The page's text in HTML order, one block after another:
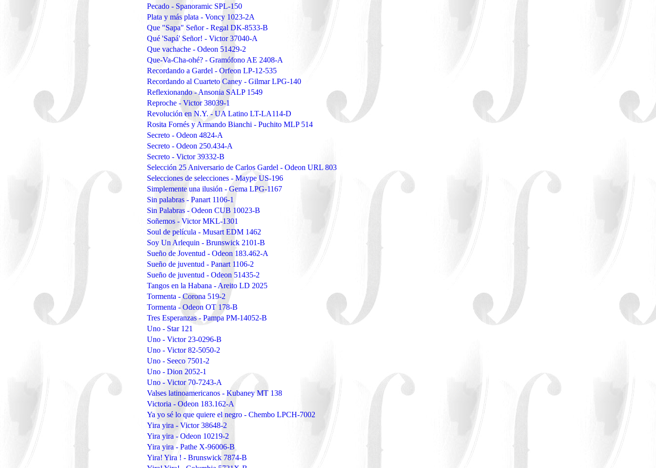
Pecado - Spanoramic SPL-150
Plata y más plata - Voncy 1023-2A
Que "Sapa" Señor - Regal DK-8533-B
Qué 'Sapá' Señor! - Victor 37040-A
Que vachache - Odeon 51429-2
Que-Va-Cha-ohé? - Gramófono AE 2408-A
Recordando a Gardel - Orfeon LP-12-535
Recordando al Cuarteto Caney - Gilmar LPG-140
Reflexionando - Ansonia SALP 1549
Reproche - Victor 38039-1
Revolución en N.Y. - UA Latino LT-LA114-D
Rosita Fornés y Armando Bianchi - Puchito MLP 514
Secreto - Odeon 4824-A
Secreto - Odeon 250.434-A
Secreto - Victor 39332-B
Selección 25 Aniversario de Carlos Gardel - Odeon URL 803
Selecciones de selecciones - Maype US-196
Simplemente una ilusión - Gema LPG-1167
Sin palabras - Panart 1106-1
Sin Palabras - Odeon CUB 10023-B
Soñemos - Victor MKL-1301
Soul de película - Musart EDM 1462
Soy Un Arlequin - Brunswick 2101-B
Sueño de Joventud - Odeon 183.462-A
Sueño de juventud - Panart 1106-2
Sueño de juventud - Odeon 51435-2
Tangos en la Habana - Areito LD 2025
Tormenta - Corona 519-2
Tormenta - Odeon OT 178-B
Tres Esperanzas - Pampa PM-14052-B
Uno - Star 121
Uno - Victor 23-0296-B
Uno - Victor 82-5050-2
Uno - Seeco 7501-2
Uno - Dion 2052-1
Uno - Victor 70-7243-A
Valses latinoamericanos - Kubaney MT 138
Victoria - Odeon 183.162-A
Ya yo sé lo que quiere el negro - Chembo LPCH-7002
Yira yira - Victor 38648-2
Yira yira - Odeon 10219-2
Yira yira - Pathe X-96006-B
Yira! Yira ! - Brunswick 7874-B